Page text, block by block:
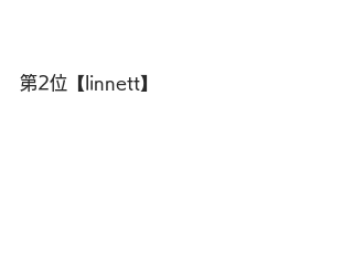
第2位【linnett】